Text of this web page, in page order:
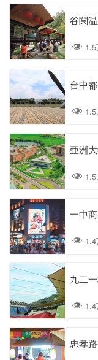
谷関
台中
亜洲
一中
九二
忠孝